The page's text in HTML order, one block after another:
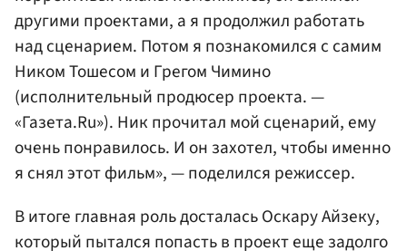
другими проектами, а я продолжил работать
над сценарием. Потом я познакомился с самим
Ником Тошесом и Грегом Чимино
(исполнительный продюсер проекта. —
«Газета.Ru»). Ник прочитал мой сценарий, ему
очень понравилось. И он захотел, чтобы именно
я снял этот фильм», — поделился режиссер.
В итоге главная роль досталась Оскару Айзеку,
который пытался попасть в проект еще задолго